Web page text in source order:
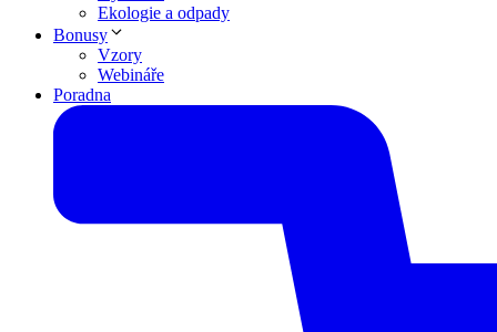
Ekologie a odpady
Bonusy
Vzory
Webináře
Poradna